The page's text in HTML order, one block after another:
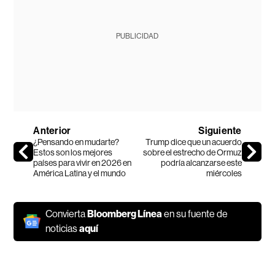
PUBLICIDAD
Anterior
¿Pensando en mudarte?
Estos son los mejores
países para vivir en 2026 en
América Latina y el mundo
Siguiente
Trump dice que un acuerdo
sobre el estrecho de Ormuz
podría alcanzarse este
miércoles
ConviertaBloomberg Líneaen su fuente de
noticiasaquí